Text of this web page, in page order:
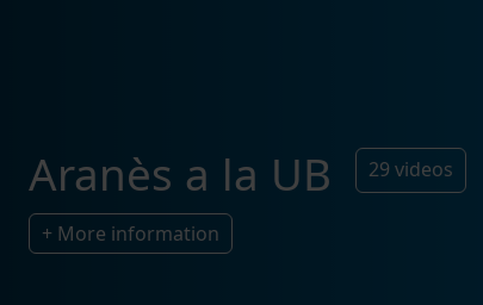
Aranès a la UB 29 videos
+ More information